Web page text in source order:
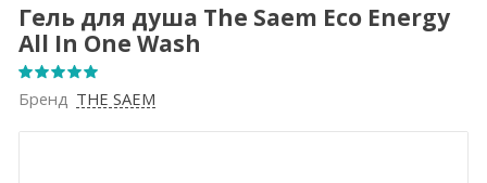
Гель для душа The Saem Eco Energy
All In One Wash
Бренд THE SAEM